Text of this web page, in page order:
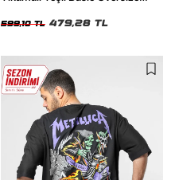
599,10 TL 479,28 TL